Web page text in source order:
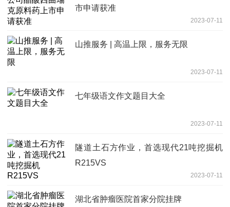
市申请获准
2023-07-11
山推服务 | 高温上限，服务无限
2023-07-11
七年级语文作文题目大全
2023-07-11
隧道土石方作业，首选现代21吨挖掘机
R215VS
2023-07-11
湖北省肿瘤医院首家分院挂牌